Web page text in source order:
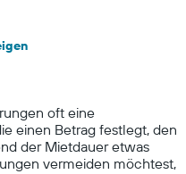
oft eine
einen Betrag festlegt, den
der Mietdauer etwas
vermeiden möchtest,